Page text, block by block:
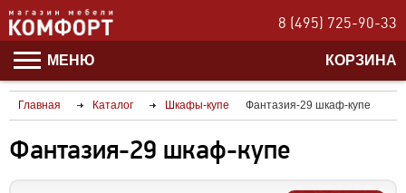
8 (495) 725-90-33
МЕНЮ КОРЗИНА
Главная Каталог Шкафы-купе Фантазия-29 шкаф-купе
Фантазия-29 шкаф-купе